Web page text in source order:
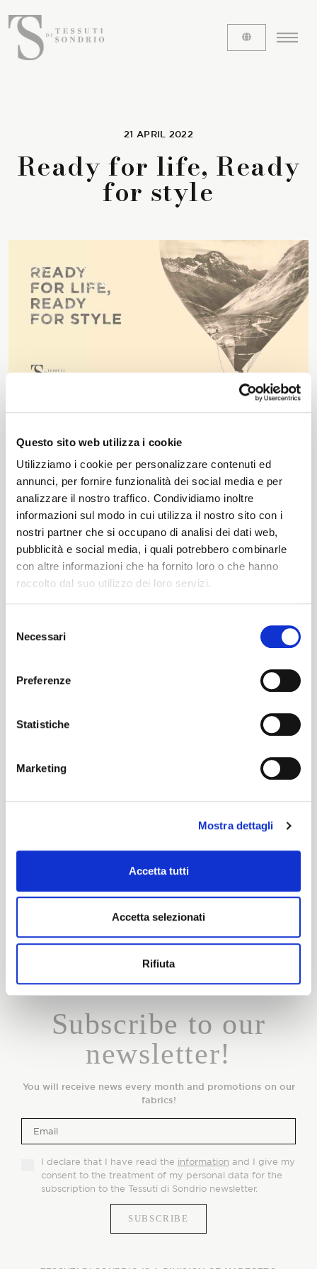
Questo sito web utilizza i cookie
Utilizziamo i cookie per personalizzare contenuti ed
annunci, per fornire funzionalità dei social media e per
analizzare il nostro traffico. Condividiamo inoltre
informazioni sul modo in cui utilizza il nostro sito con i
nostri partner che si occupano di analisi dei dati web,
pubblicità e social media, i quali potrebbero combinarle
con altre informazioni che ha fornito loro o che hanno
raccolto dal suo utilizzo dei loro servizi.
delNecessari
Preferenze
Statistiche
Marketing
Mostra dettagli
Accetta tutti
Accetta selezionati
Rifiuta
21 APRIL 2022
Ready for life, Ready
for style
beauty of our factory are enclosed. Once you open it,
you’ll discover an extraordinary world of ready-to-life
fabrics.
Via Tonale 4
23100 Sondrio, Italia
Phone 0342 200 367
LEARN MORE ABOUT OUR PRODUCT
Subscribe to our
newsletter!
You will receive news every month and promotions on our
fabrics!
I declare that I have read the information and I give my
consent to the treatment of my personal data for the
subscription to the Tessuti di Sondrio newsletter.
The labels
Our history
Share our fabrics
THE FABRICS
The season Fall/Winter
bunch
The characteristics
SUSTAINABILITY
Heart for Earth
UpCycle